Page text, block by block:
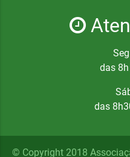
das
das
© Copyright 2018